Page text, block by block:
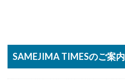
SAMEJIMA TIMESのご案内